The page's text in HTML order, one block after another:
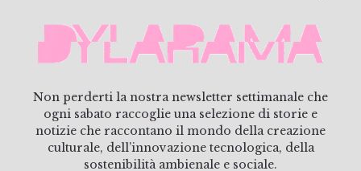
Non perderti la nostra newsletter settimanale che
ogni sabato raccoglie una selezione di storie e
notizie che raccontano il mondo della creazione
culturale, dell’innovazione tecnologica, della
sostenibilità ambienale e sociale.